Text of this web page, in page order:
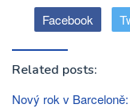
Facebook
Related posts:
Nový rok v